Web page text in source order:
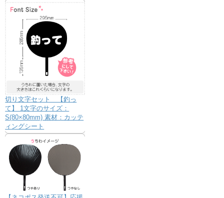
切り文字セット 【釣っ
て】 1文字のサイズ：
S(80×80mm) 素材：カッテ
ィングシート